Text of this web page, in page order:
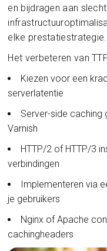
en bijdragen aan
elke prestatiestrategie.
Het verbeteren van
Kiezen voor een
serverlatentie
Server-side
Varnish
HTTP/2 of HTTP/3
verbindingen
Implementeren via
je gebruikers
Nginx of Apache
cachingheaders